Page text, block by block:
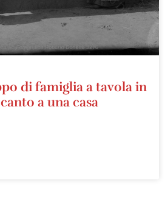
di famiglia a tavola in
a una casa